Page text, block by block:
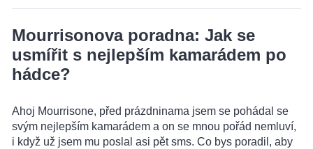
Mourrisonova poradna: Jak se
usmířit s nejlepším kamarádem po
hádce?
Ahoj Mourrisone, před prázdninama jsem se pohádal se
svým nejlepším kamarádem a on se mnou pořád nemluví,
i když už jsem mu poslal asi pět sms. Co bys poradil, aby